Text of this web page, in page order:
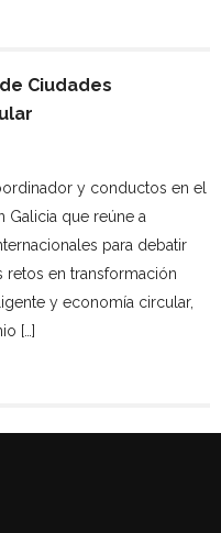
Ciudades
y conductos en el
Galicia que reúne a
para debatir
en transformación
y economía circular,
[…]